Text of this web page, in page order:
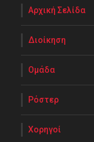
Αρχική Σελίδα
Διοίκηση
Ομάδα
Ρόστερ
Χορηγοί